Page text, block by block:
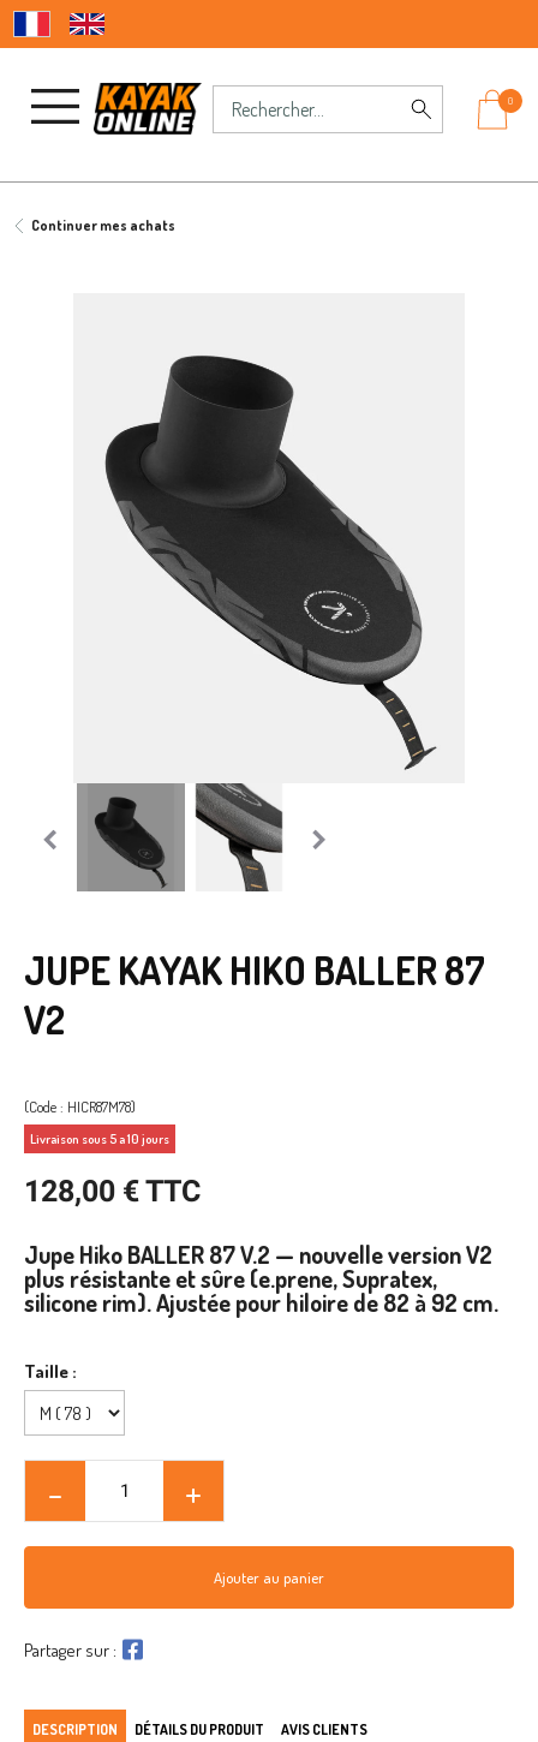
0
Continuer mes achats
DESCRIPTION DÉTAILS DU PRODUIT AVIS CLIENTS
JUPE KAYAK HIKO BALLER 87
V2
(Code : HICR87M78)
Livraison sous 5 a 10 jours
128,00 € TTC
Jupe Hiko BALLER 87 V.2 — nouvelle version V2
plus résistante et sûre (e.prene, Supratex,
silicone rim). Ajustée pour hiloire de 82 à 92 cm.
Taille :
Ajouter au panier
Partager sur :